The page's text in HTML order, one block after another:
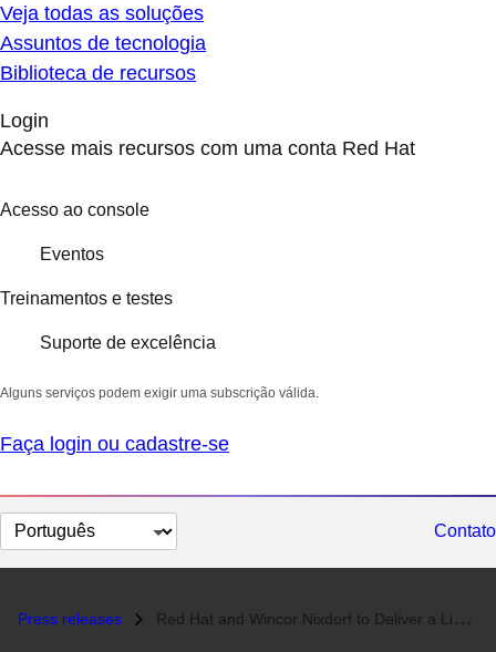
Veja todas as soluções
Assuntos de tecnologia
Biblioteca de recursos
Login
Acesse mais recursos com uma conta Red Hat
Acesso ao console
Eventos
Treinamentos e testes
Suporte de excelência
Alguns serviços podem exigir uma subscrição válida.
Faça login ou cadastre-se
Selecionar
idioma
Contato
Press releases Red Hat and Wincor Nixdorf to Deliver a Linux and JavaPOS Solution Pla...